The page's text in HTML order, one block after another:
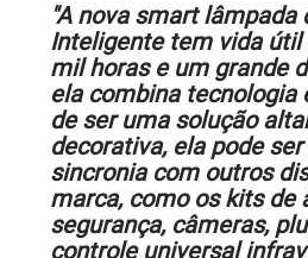
"A nova smart lâmpada
Inteligente tem vida útil
mil horas e um grande
ela combina tecnologia
de ser uma solução
decorativa, ela pode
sincronia com outros
marca, como os kits de
segurança, câmeras,
controle universal